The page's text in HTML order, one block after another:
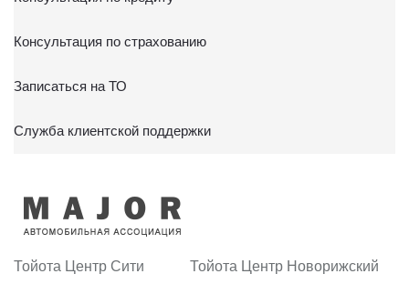
Консультация по страхованию
Записаться на ТО
Служба клиентской поддержки
Тойота Центр Сити Тойота Центр Новорижский